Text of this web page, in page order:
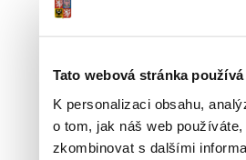
Tato webová stránka
K personalizaci obsahu,
o tom, jak náš web
zkombinovat s dalšími